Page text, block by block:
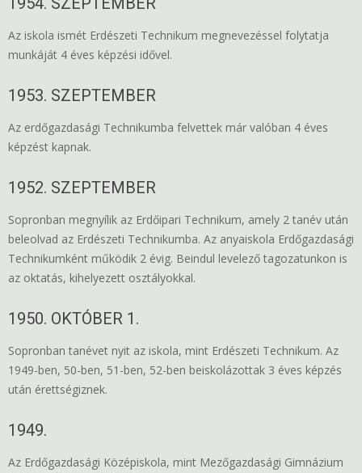
Az iskola ismét Erdészeti Technikum megnevezéssel folytatja
munkáját 4 éves képzési idővel.
1953. SZEPTEMBER
Az erdőgazdasági Technikumba felvettek már valóban 4 éves
képzést kapnak.
1952. SZEPTEMBER
Sopronban megnyílik az Erdőipari Technikum, amely 2 tanév után
beleolvad az Erdészeti Technikumba. Az anyaiskola Erdőgazdasági
Technikumként működik 2 évig. Beindul levelező tagozatunkon is
az oktatás, kihelyezett osztályokkal.
1950. OKTÓBER 1.
Sopronban tanévet nyit az iskola, mint Erdészeti Technikum. Az
1949-ben, 50-ben, 51-ben, 52-ben beiskolázottak 3 éves képzés
után érettségiznek.
1949.
Az Erdőgazdasági Középiskola, mint Mezőgazdasági Gimnázium